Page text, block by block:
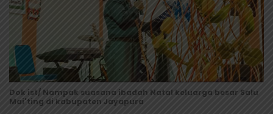
Dok ist/ Nampak suasana ibadah Natal keluarga besar Salu
Mai'ting di kabupaten Jayapura